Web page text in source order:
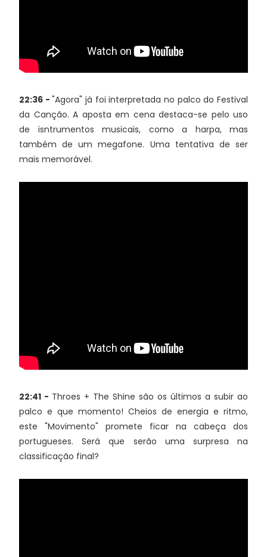
22:36 -"Agora" já foi interpretada no palco do Festival
da Canção. A aposta em cena destaca-se pelo uso
de isntrumentos musicais, como a harpa, mas
também de um megafone. Uma tentativa de ser
mais memorável.
22:41 - Throes + The Shine são os últimos a subir ao
palco e que momento! Cheios de energia e ritmo,
este "Movimento" promete ficar na cabeça dos
portugueses. Será que serão uma surpresa na
classificação final?